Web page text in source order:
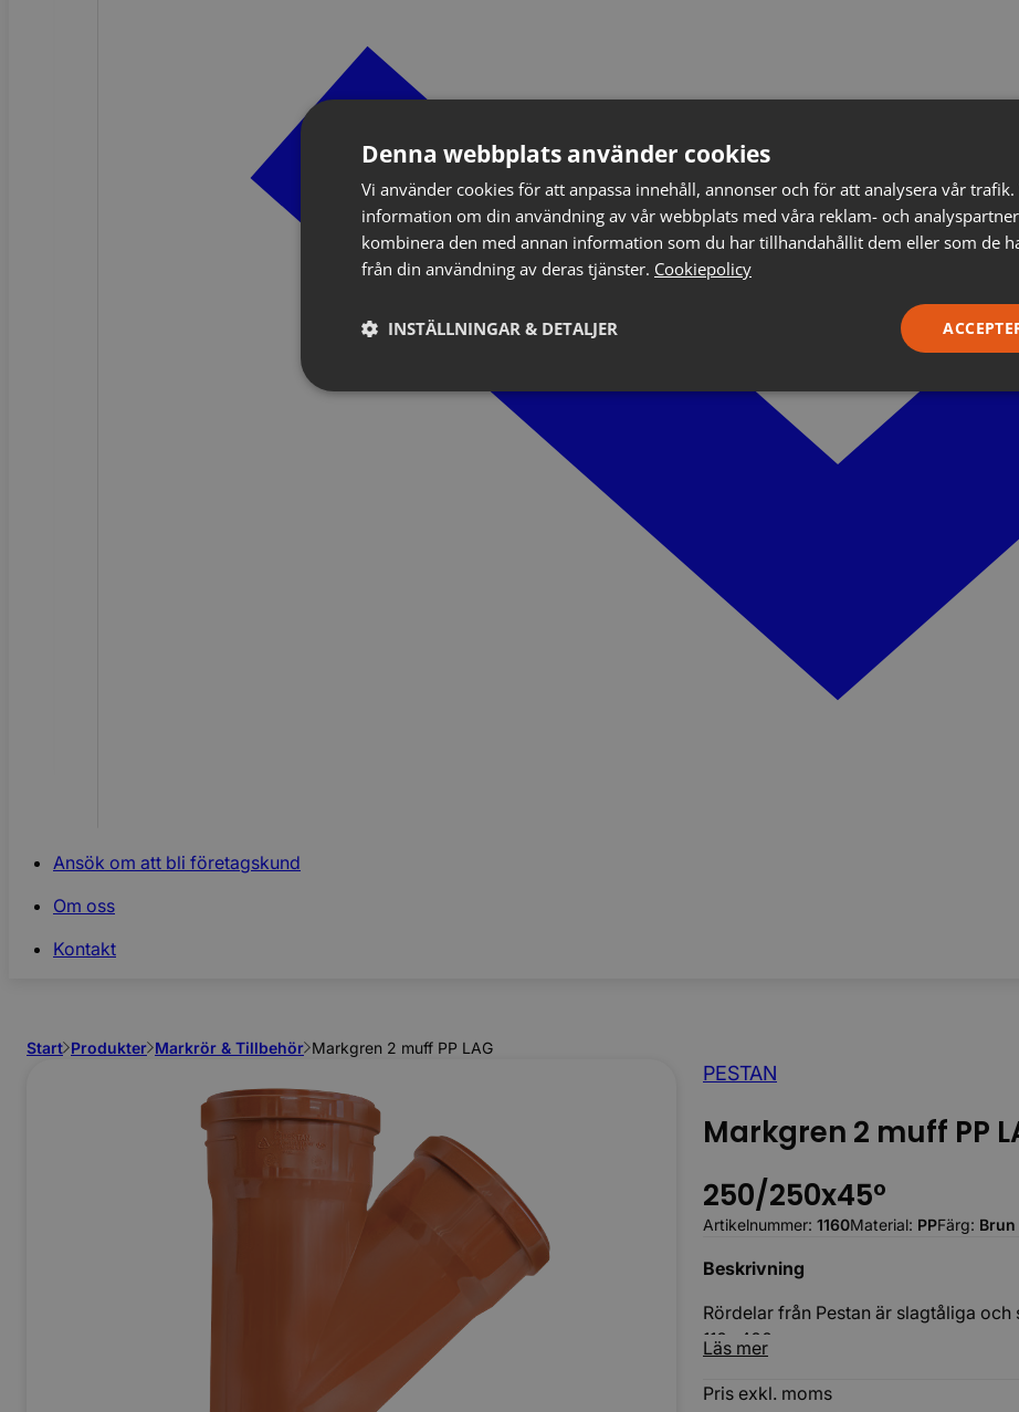
Se allt inom Betong & Stenprodukter
Ansök om att bli företagskund
Om oss
Kontakt
Start Produkter Markrör & Tillbehör Markgren 2 muff PP LAG
PESTAN
Markgren 2 muff PP
250/250x45°
Artikelnummer: 1160Material: PPFärg: Brun
Beskrivning
Rördelar från Pestan är slagtåliga
110- 400 mm.
Märkt med Nordic Poly Mark:
Läs mer
Pris exkl. moms
Denna webbplats använder cookies
Vi använder cookies för att anpassa innehåll, annonser och för att analysera vår trafik.
information om din användning av vår webbplats med våra reklam- och
kombinera den med annan information som du har tillhandahållit dem eller som de
från din användning av deras tjänster. Cookiepolicy
INSTÄLLNINGAR & DETALJER